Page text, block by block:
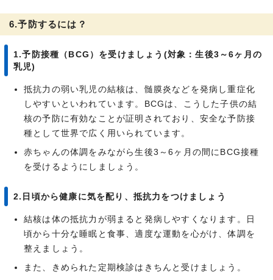
6.予防するには？
1.予防接種（BCG）を受けましょう(対象：生後3～6ヶ月の
乳児)
抵抗力の弱い乳児の結核は、髄膜炎などを発病し重症化
しやすいといわれています。BCGは、こうした子供の結
核の予防に有効なことが証明されており、安全な予防接
種として世界で広く用いられています。
赤ちゃんの体調をみながら生後3～6ヶ月の間にBCG接種
を受けるようにしましょう。
2.日頃から健康に気を配り、抵抗力をつけましょう
結核は体の抵抗力が弱まると発病しやすくなります。日
頃から十分な睡眠と食事、適度な運動を心がけ、体調を
整えましょう。
また、きめられた定期検診はきちんと受けましょう。